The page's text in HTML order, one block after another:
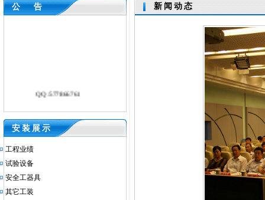
公 告
安装展示
工程业绩
试验设备
安全工器具
其它工装
新闻动态